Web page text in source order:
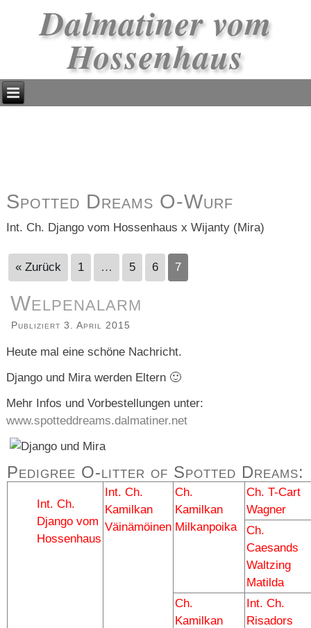
Dalmatiner vom
Hossenhaus
Spotted Dreams O-Wurf
Int. Ch. Django vom Hossenhaus x Wijanty (Mira)
« Zurück 1 … 5 6 7
Welpenalarm
Publiziert 3. April 2015
Heute mal eine schöne Nachricht.
Django und Mira werden Eltern 🙂
Mehr Infos und Vorbestellungen unter:
www.spotteddreams.dalmatiner.net
Pedigree O-litter of Spotted Dreams:
Int. Ch.
Django vom
Hossenhaus
Int. Ch.
Kamilkan
Väinämöinen
Ch.
Kamilkan
Milkanpoika
Ch. T-Cart
Wagner
Ch.
Caesands
Waltzing
Matilda
Ch.
Kamilkan
Int. Ch.
Risadors